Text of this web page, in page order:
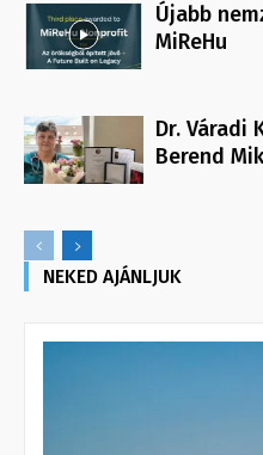
Újabb
MiReHu
Dr. Váradi
Berend
NEKED AJÁNLJUK